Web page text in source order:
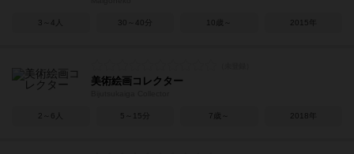
3～4人 30～40分 10歳～ 2015年
美術絵画コレクター
2～6人 5～15分 7歳～ 2018年